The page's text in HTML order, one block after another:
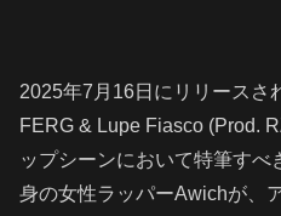
2025年7月16日にリリースさ
FERG & Lupe Fiasco (Prod.
ップシーンにおいて特筆すべ
身の女性ラッパーAwichが、